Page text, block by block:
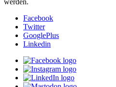
werden.
Facebook
Twitter
GooglePlus
Linkedin